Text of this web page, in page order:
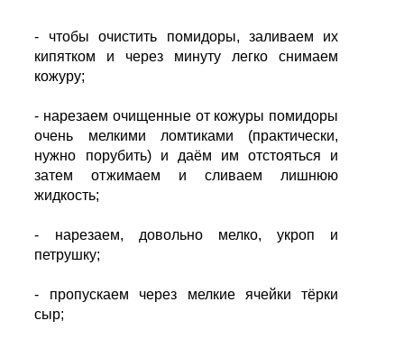
- чтобы очистить помидоры, заливаем их
кипятком и через минуту легко снимаем
кожуру;
- нарезаем очищенные от кожуры помидоры
очень мелкими ломтиками (практически,
нужно порубить) и даём им отстояться и
затем отжимаем и сливаем лишнюю
жидкость;
- нарезаем, довольно мелко, укроп и
петрушку;
- пропускаем через мелкие ячейки тёрки
сыр;